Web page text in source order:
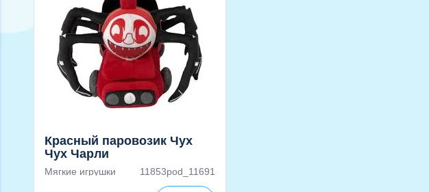
Красный паровозик Чух
Чух Чарли
Мягкие игрушки 11853pod_11691